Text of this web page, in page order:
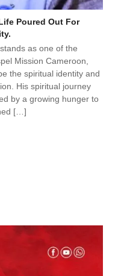
Poured Out For
as one of the
Mission Cameroon,
the spiritual identity and
His spiritual journey
by a growing hunger to
[…]